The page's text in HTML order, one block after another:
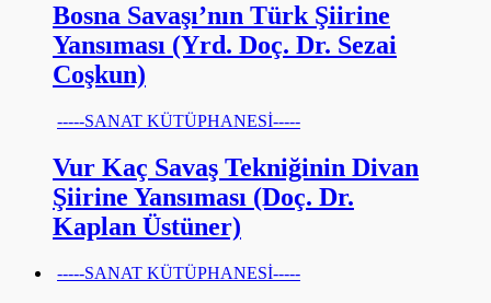
Bosna Savaşı’nın Türk Şiirine
Yansıması (Yrd. Doç. Dr. Sezai
Coşkun)
-----SANAT KÜTÜPHANESİ-----
Vur Kaç Savaş Tekniğinin Divan
Şiirine Yansıması (Doç. Dr.
Kaplan Üstüner)
-----SANAT KÜTÜPHANESİ-----